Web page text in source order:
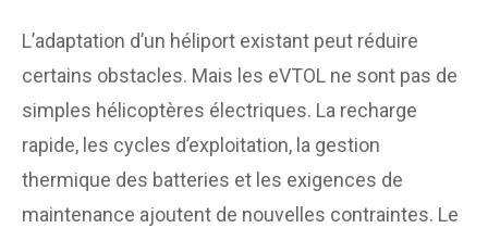
L’adaptation d’un héliport existant peut réduire
certains obstacles. Mais les eVTOL ne sont pas de
simples hélicoptères électriques. La recharge
rapide, les cycles d’exploitation, la gestion
thermique des batteries et les exigences de
maintenance ajoutent de nouvelles contraintes. Le